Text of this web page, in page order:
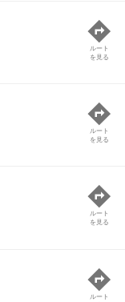
ルート
を見る
ルート
を見る
ルート
を見る
ルート